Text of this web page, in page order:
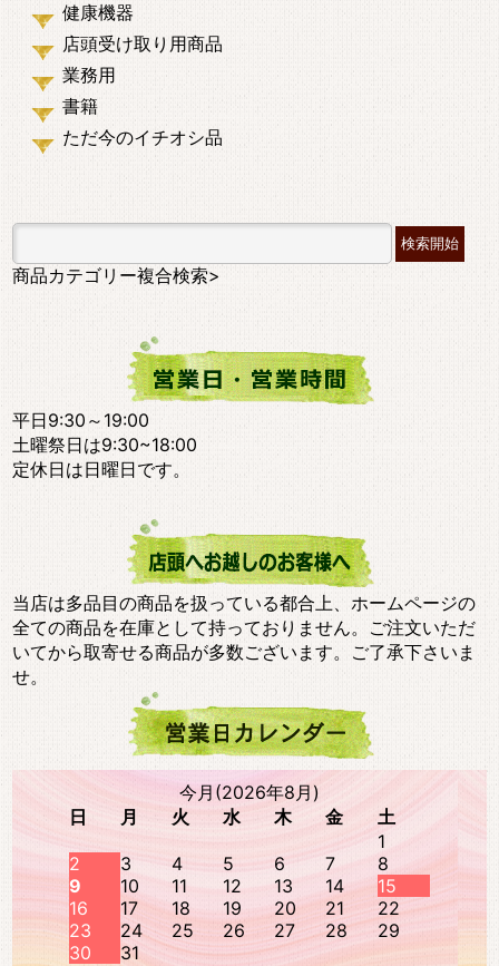
健康機器
店頭受け取り用商品
業務用
書籍
ただ今のイチオシ品
商品カテゴリー複合検索>
平日9:30～19:00
土曜祭日は9:30~18:00
定休日は日曜日です。
当店は多品目の商品を扱っている都合上、ホームページの
全ての商品を在庫として持っておりません。ご注文いただ
いてから取寄せる商品が多数ございます。ご了承下さいま
せ。
今月(2026年8月)
日
月 火 水 木 金
土
1
2
3 4 5 6 7
8
9
10 11 12 13 14
15
16
17 18 19 20 21
22
23
24 25 26 27 28
29
30
31